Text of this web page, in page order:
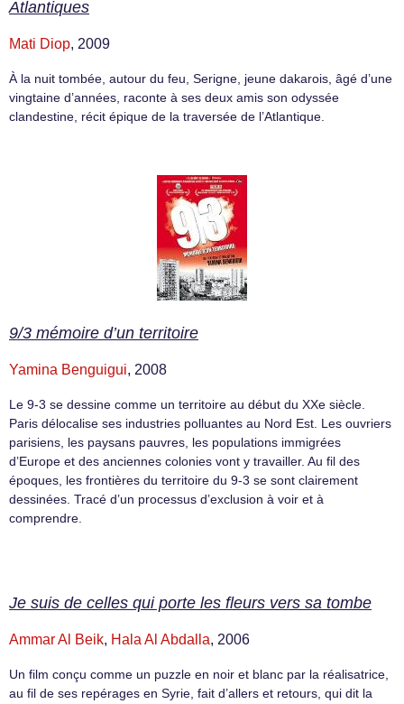
Atlantiques
Mati Diop, 2009
À la nuit tombée, autour du feu, Serigne, jeune dakarois, âgé d’une
vingtaine d’années, raconte à ses deux amis son odyssée
clandestine, récit épique de la traversée de l’Atlantique.
9/3 mémoire d’un territoire
Yamina Benguigui, 2008
Le 9-3 se dessine comme un territoire au début du XXe siècle.
Paris délocalise ses industries polluantes au Nord Est. Les ouvriers
parisiens, les paysans pauvres, les populations immigrées
d’Europe et des anciennes colonies vont y travailler. Au fil des
époques, les frontières du territoire du 9-3 se sont clairement
dessinées. Tracé d’un processus d’exclusion à voir et à
comprendre.
Je suis de celles qui porte les fleurs vers sa tombe
Ammar Al Beik, Hala Al Abdalla, 2006
Un film conçu comme un puzzle en noir et blanc par la réalisatrice,
au fil de ses repérages en Syrie, fait d’allers et retours, qui dit la